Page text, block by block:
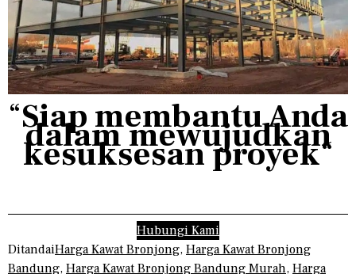
“Siap membantu Anda
dalam mewujudkan
kesuksesan proyek“
Hubungi Kami
DitandaiHarga Kawat Bronjong, Harga Kawat Bronjong
Bandung, Harga Kawat Bronjong Bandung Murah, Harga